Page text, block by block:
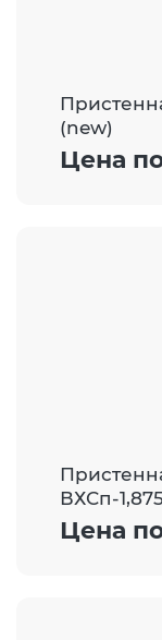
(new)
Цена
ВХСп-
Цена